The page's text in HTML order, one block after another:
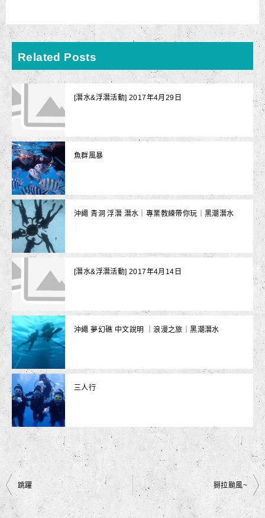
Related Posts
[潛水&浮潛活動] 2017年4月29日
魚群風暴
沖繩 青洞 浮潛 潛水｜專業教練帶你玩｜黑潮潛水
[潛水&浮潛活動] 2017年4月14日
沖繩 夢幻礁 中文說明 ｜浪漫之旅｜黑潮潛水
三人行
文
章
跳躍 掰拉颱風~